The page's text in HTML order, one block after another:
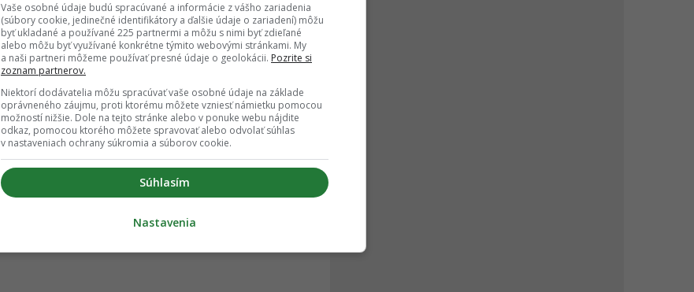
Vaše osobné údaje budú spracúvané a informácie z vášho zariadenia
(súbory cookie, jedinečné identifikátory a ďalšie údaje o zariadení) môžu
byť ukladané a používané 225 partnermi a môžu s nimi byť zdieľané
alebo môžu byť využívané konkrétne týmito webovými stránkami. My
a naši partneri môžeme používať presné údaje o geolokácii. Pozrite si
zoznam partnerov.
Niektorí dodávatelia môžu spracúvať vaše osobné údaje na základe
oprávneného záujmu, proti ktorému môžete vzniesť námietku pomocou
možností nižšie. Dole na tejto stránke alebo v ponuke webu nájdite
odkaz, pomocou ktorého môžete spravovať alebo odvolať súhlas
v nastaveniach ochrany súkromia a súborov cookie.
Súhlasím
Nastavenia